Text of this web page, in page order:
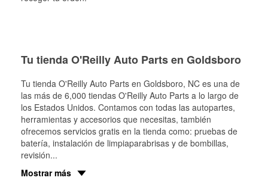
Tu tienda O'Reilly Auto Parts en Goldsboro
Tu tienda O'Reilly Auto Parts en Goldsboro, NC es una de
las más de 6,000 tiendas O'Reilly Auto Parts a lo largo de
los Estados Unidos. Contamos con todas las autopartes,
herramientas y accesorios que necesitas, también
ofrecemos servicios gratis en la tienda como: pruebas de
batería, instalación de limpiaparabrisas y de bombillas,
revisión...
Mostrar más